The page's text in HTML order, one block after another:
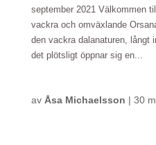
september 2021 Välkommen
vackra och omväxlande
den vackra dalanaturen, långt
det plötsligt öppnar sig en...
av Åsa Michaelsson | 30